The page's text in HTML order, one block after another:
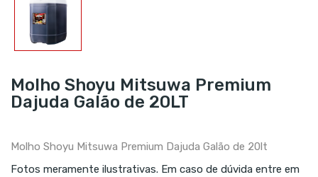
Molho Shoyu Mitsuwa Premium
Dajuda Galão de 20LT
Molho Shoyu Mitsuwa Premium Dajuda Galão de 20lt
Fotos meramente ilustrativas. Em caso de dúvida entre em